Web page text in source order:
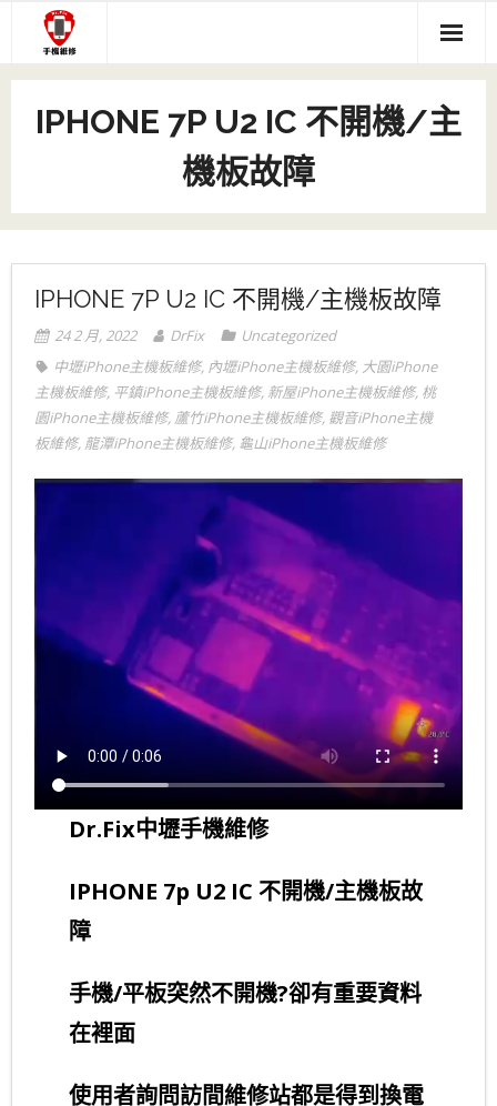
content
關於我們
服務項目
- iPhone螢幕維修說明
- 中壢音頻IC 現場馬上修
- IPHONE維修專區
- 三星維修專區
- ASUS維修專區
- HTC維修專區
- SONY維修專區
- 小米(紅米)維修專區
- 華為/GOOGLE/NOKIA/VIVO/其他維修專區
IPHONE主機板維修
維修文章
IPHONE 7P U2 IC 不開機/主
機板故障
IPHONE 7P U2 IC 不開機/主機板故障
24 2 月, 2022 DrFix
Uncategorized
中壢iPhone主機板維修, 內壢iPhone主機板維修, 大園iPhone
主機板維修, 平鎮iPhone主機板維修, 新屋iPhone主機板維修, 桃
園iPhone主機板維修, 蘆竹iPhone主機板維修, 觀音iPhone主機
板維修, 龍潭iPhone主機板維修, 龜山iPhone主機板維修
Dr.Fix中壢手機維修
IPHONE 7p U2 IC 不開機/主機板故
障
手機/平板突然不開機?卻有重要資料
在裡面
使用者詢問訪間維修站都是得到換電